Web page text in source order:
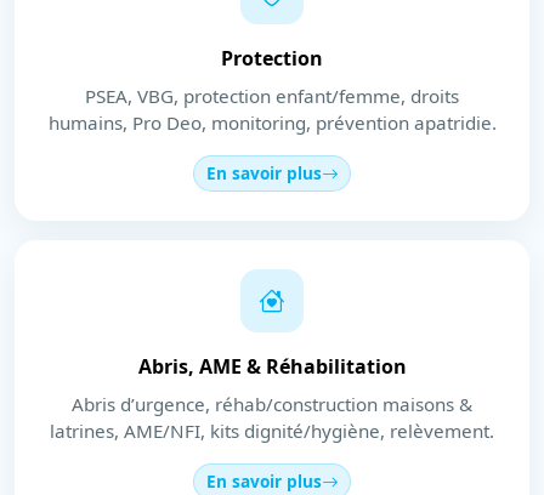
Protection
PSEA, VBG, protection enfant/femme, droits
humains, Pro Deo, monitoring, prévention apatridie.
En savoir plus
Abris, AME & Réhabilitation
Abris d’urgence, réhab/construction maisons &
latrines, AME/NFI, kits dignité/hygiène, relèvement.
En savoir plus